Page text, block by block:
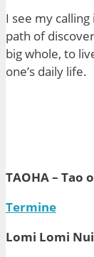
I see my
path of
big whole, to
one’s daily life.
TAOHA – Tao
Termine
Lomi Lomi